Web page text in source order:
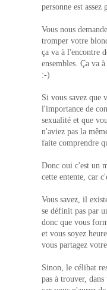
personne est assez
Vous nous
tromper votre
ça va à l'encontre
ensembles. Ça va
:-)
Si vous savez que
l'importance de
sexualité et que
n'aviez pas la
faite comprendre
Donc oui c'est un
cette entente, car
Vous savez, il
se définit pas par
donc que vous
et vous soyez
vous partagez
Sinon, le célibat
pas à trouver,